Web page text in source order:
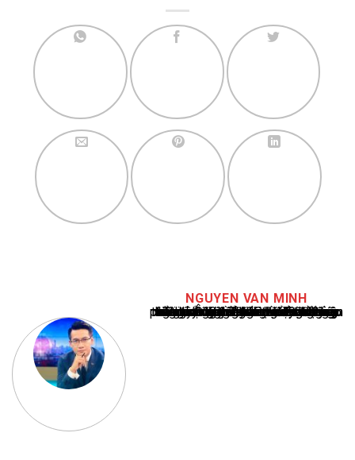
NGUYEN VAN MINH
Nguyễn Văn Minh là một trong những chuyên gia hàng đầu về báo cáo tin tức thể thao tại Việt Nam, với hơn 10 năm hoạt động trong ngành. Ông có kiến thức sâu rộng và kinh nghiệm đáng kể trong việc phân tích và báo cáo về các sự kiện thể thao hàng đầu. Sự hiểu biết sâu sắc của ông về ngành này đã giúp ông xây dựng uy tín và danh tiếng trong cộng đồng báo chí thể thao.